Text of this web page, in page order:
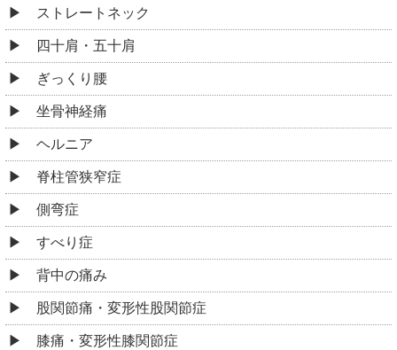
ストレートネック
四十肩・五十肩
ぎっくり腰
坐骨神経痛
ヘルニア
脊柱管狭窄症
側弯症
すべり症
背中の痛み
股関節痛・変形性股関節症
膝痛・変形性膝関節症